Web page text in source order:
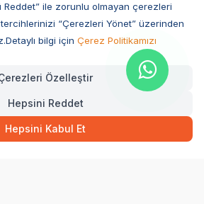
Sıkça Sorulan Sorular
No:13 Başiskele / KOCAELİ
Reddet” ile zorunlu olmayan çerezleri
“Çerezleri Yönet” üzerinden
bilgi için Çerez Politikamızı
Özelleştir
Hepsini Reddet
Hepsini Kabul Et